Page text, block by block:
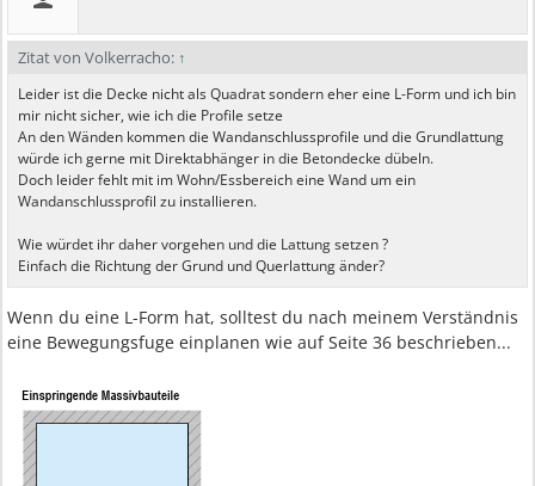
Zitat von Volkerracho: ↑
Leider ist die Decke nicht als Quadrat sondern eher eine L-Form und ich bin
mir nicht sicher, wie ich die Profile setze
An den Wänden kommen die Wandanschlussprofile und die Grundlattung
würde ich gerne mit Direktabhänger in die Betondecke dübeln.
Doch leider fehlt mit im Wohn/Essbereich eine Wand um ein
Wandanschlussprofil zu installieren.
Wie würdet ihr daher vorgehen und die Lattung setzen ?
Einfach die Richtung der Grund und Querlattung änder?
Wenn du eine L-Form hat, solltest du nach meinem Verständnis
eine Bewegungsfuge einplanen wie auf Seite 36 beschrieben...